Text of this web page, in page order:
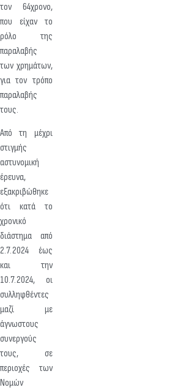
τον 64χρονο,
που είχαν το
ρόλο της
παραλαβής
των χρημάτων,
για τον τρόπο
παραλαβής
τους.
Από τη μέχρι
στιγμής
αστυνομική
έρευνα,
εξακριβώθηκε
ότι κατά το
χρονικό
διάστημα από
2.7.2024 έως
και την
10.7.2024, οι
συλληφθέντες
μαζί με
άγνωστους
συνεργούς
τους, σε
περιοχές των
Νομών